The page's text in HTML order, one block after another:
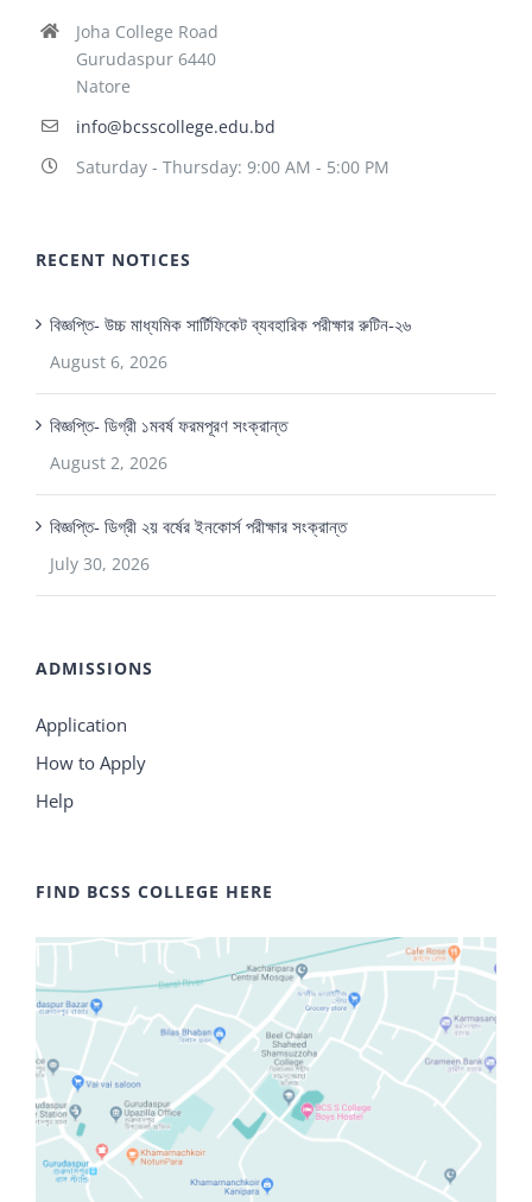
Joha College Road
Gurudaspur 6440
Natore
info@bcsscollege.edu.bd
Saturday - Thursday: 9:00 AM - 5:00 PM
RECENT NOTICES
বিজ্ঞপ্তি- উচ্চ মাধ্যমিক সার্টিফিকেট ব্যবহারিক পরীক্ষার রুটিন-২৬
August 6, 2026
বিজ্ঞপ্তি- ডিগ্রী ১মবর্ষ ফরমপূরণ সংক্রান্ত
August 2, 2026
বিজ্ঞপ্তি- ডিগ্রী ২য় বর্ষের ইনকোর্স পরীক্ষার সংক্রান্ত
July 30, 2026
ADMISSIONS
Application
How to Apply
Help
FIND BCSS COLLEGE HERE